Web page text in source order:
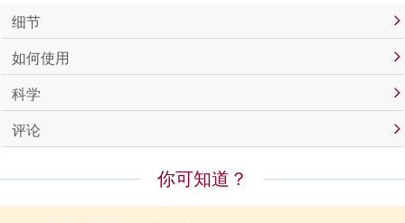
细节
如何使用
科学
评论
你可知道？